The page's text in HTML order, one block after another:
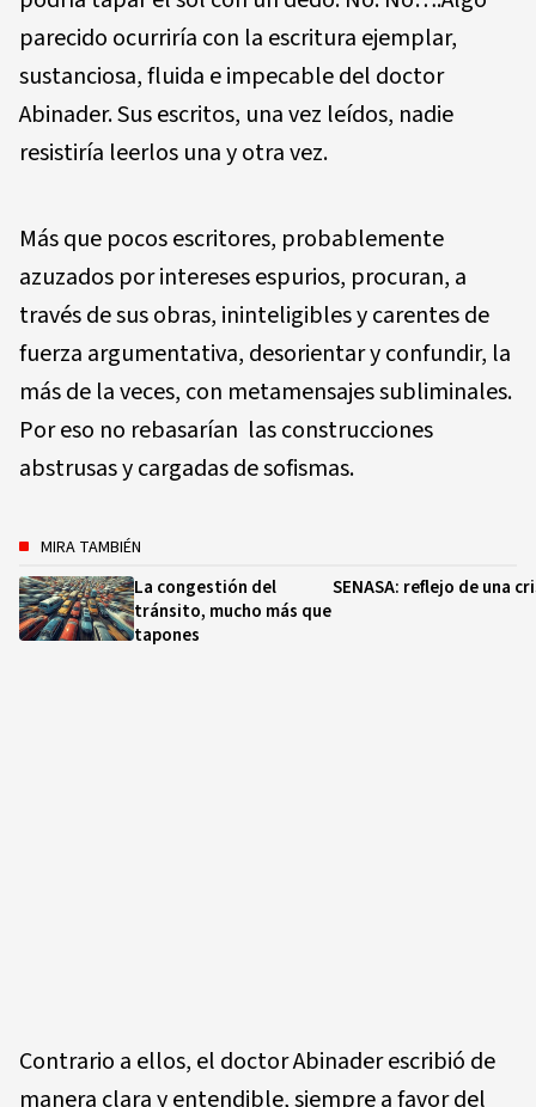
parecido ocurriría con la escritura ejemplar,
sustanciosa, fluida e impecable del doctor
Abinader. Sus escritos, una vez leídos, nadie
resistiría leerlos una y otra vez.
Más que pocos escritores, probablemente
azuzados por intereses espurios, procuran, a
través de sus obras, ininteligibles y carentes de
fuerza argumentativa, desorientar y confundir, la
más de la veces, con metamensajes subliminales.
Por eso no rebasarían las construcciones
abstrusas y cargadas de sofismas.
MIRA TAMBIÉN
La congestión del
tránsito, mucho más que
tapones
SENASA: reflejo de una
Contrario a ellos, el doctor Abinader escribió de
manera clara y entendible, siempre a favor del